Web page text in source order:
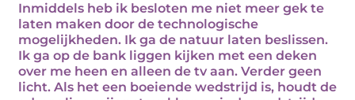
Inmiddels heb ik besloten me niet meer gek te
laten maken door de technologische
mogelijkheden. Ik ga de natuur laten beslissen.
Ik ga op de bank liggen kijken met een deken
over me heen en alleen de tv aan. Verder geen
licht. Als het een boeiende wedstrijd is, houdt de